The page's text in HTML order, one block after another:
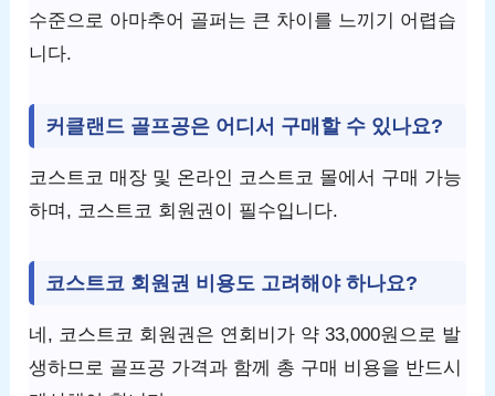
수준으로 아마추어 골퍼는 큰 차이를 느끼기 어렵습
니다.
커클랜드 골프공은 어디서 구매할 수 있나요?
코스트코 매장 및 온라인 코스트코 몰에서 구매 가능
하며, 코스트코 회원권이 필수입니다.
코스트코 회원권 비용도 고려해야 하나요?
네, 코스트코 회원권은 연회비가 약 33,000원으로 발
생하므로 골프공 가격과 함께 총 구매 비용을 반드시